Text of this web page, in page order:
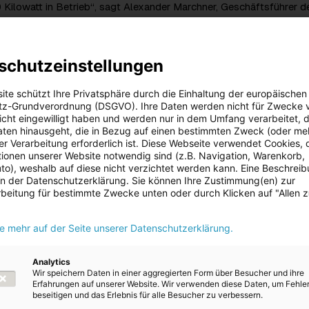
in Betrieb“, sagt Alexander Marchner, Geschäftsführer
Die Ladeleistung der neuen HPC-Ladestationen übertreffen
der Tesla- und V4-Supercharger, die bis zu 250 bzw. bis
aufweisen. Für die Ladestationserweiterung in Liezen musste
errichtet werden. Schon vor der Erweiterung war der Standort
stärksten frequentierten Ladepark-Anlagen in der Betreuung der
bei dieser Ladeparkerweiterung die Hardware geliefert und
Verwaltung und Abrechnung. Die Investition erfolgte durch
Tankstelle betreibt.
der Puster GmbH, legt großen Wert auf
„Wir haben für unsere Kundinnen und Kunden 24 Stunden
dabei, gibt es welche an der Tankstellenkasse. Die
vor Ort nach dem Tankvorgang an der Kasse bezahlt werden.“
Ladevorgang natürlich auch mit Smartphone oder Kreditkarte
Ladepunkte an attraktiven Standorten
in Liezen hat die Energie AG in den letzten Monaten zahlreiche
bedeutende Punkte mit Ladestationen ausgestattet. 80
erreichbar:
schützt Ihre Privatsphäre durch die Einhaltung der europäischen
Grundverordnung (DSGVO). Ihre Daten werden nicht für Zwecke
eingewilligt haben und werden nur in dem Umfang verarbeitet,
hinausgeht, die in Bezug auf einen bestimmten Zweck (oder
Verarbeitung erforderlich ist. Diese Webseite verwendet Cookies,
unserer Website notwendig sind (z.B. Navigation, Warenkorb,
weshalb auf diese nicht verzichtet werden kann. Eine
der Datenschutzerklärung. Sie können Ihre Zustimmung(en) zur
für bestimmte Zwecke unten oder durch Klicken auf "Allen
mehr auf der Seite unserer Datenschutzerklärung.
Analytics
Wir speichern Daten in einer aggregierten Form über Besucher und ihre
Erfahrungen auf unserer Website. Wir verwenden diese Daten, um
beseitigen und das Erlebnis für alle Besucher zu verbessern.